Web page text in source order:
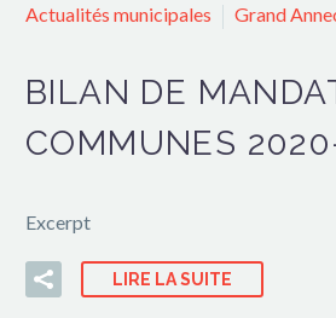
Actualités municipales
Grand
BILAN DE
COMMUNES
Excerpt
LIRE LA SUITE